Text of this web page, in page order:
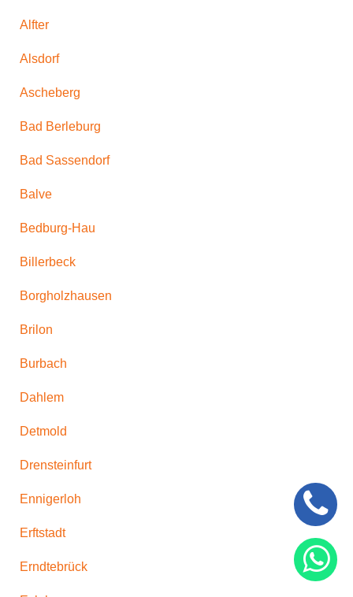
Alfter
Alsdorf
Ascheberg
Bad Berleburg
Bad Sassendorf
Balve
Bedburg-Hau
Billerbeck
Borgholzhausen
Brilon
Burbach
Dahlem
Detmold
Drensteinfurt
Ennigerloh
Erftstadt
Erndtebrück